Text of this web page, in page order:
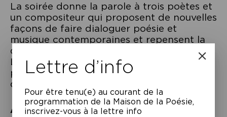
La soirée donne la parole à trois poètes et
un compositeur qui proposent de nouvelles
façons de faire dialoguer poésie et
musique contemporaines et repensent la
question du lyrisme ou encore de la voix.
Lectures, performance et musique sont au
programme de cette soirée qui sera suivie
d’une discussion.
À lire–
Lettre d’info
Pour être tenu(e) au courant de la
programmation de la Maison de la Poésie,
inscrivez-vous à la lettre info